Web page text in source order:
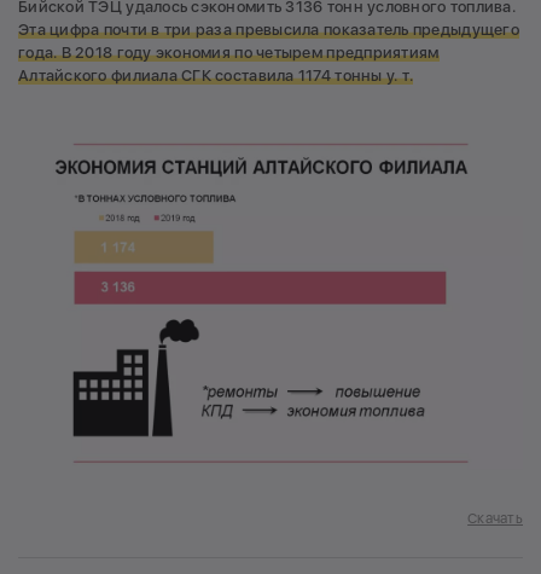
Бийской ТЭЦ удалось сэкономить 3136 тонн условного топлива.
Эта цифра почти в три раза превысила показатель предыдущего
года. В 2018 году экономия по четырем предприятиям
Алтайского филиала СГК составила 1174 тонны у. т.
Скачать